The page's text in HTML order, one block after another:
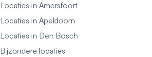
Locaties in Amersfoort
Locaties in Apeldoorn
Locaties in Den Bosch
Bijzondere locaties